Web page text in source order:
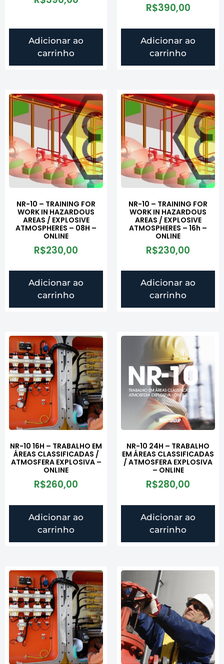
Adicionar ao
carrinho
R$390,00
Adicionar ao
carrinho
NR-10 – TRAINING FOR
WORK IN HAZARDOUS
AREAS / EXPLOSIVE
ATMOSPHERES – 08H –
ONLINE
R$230,00
Adicionar ao
carrinho
NR-10 – TRAINING FOR
WORK IN HAZARDOUS
AREAS / EXPLOSIVE
ATMOSPHERES – 16h –
ONLINE
R$230,00
Adicionar ao
carrinho
NR-10 16H – TRABALHO EM
ÁREAS CLASSIFICADAS /
ATMOSFERA EXPLOSIVA –
ONLINE
R$260,00
Adicionar ao
carrinho
NR-10 24H – TRABALHO
EM ÁREAS CLASSIFICADAS
/ ATMOSFERA EXPLOSIVA
– ONLINE
R$280,00
Adicionar ao
carrinho